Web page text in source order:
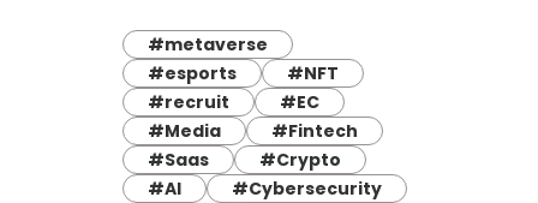
#metaverse
#esports
#NFT
#recruit
#EC
#Media
#Fintech
#Saas
#Crypto
#AI
#Cybersecurity